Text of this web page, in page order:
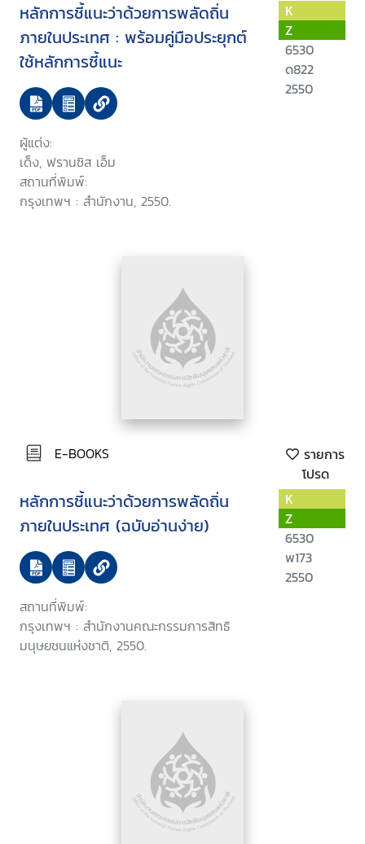
หลักการชี้แนะว่าด้วยการพลัดถิ่น
ภายในประเทศ : พร้อมคู่มือประยุกต์
ใช้หลักการชี้แนะ
ผู้แต่ง:
เด็ง, ฟรานซิส เอ็ม
สถานที่พิมพ์:
กรุงเทพฯ : สำนักงาน, 2550.
K
Z
6530
ด822
2550
E-BOOKS
รายการ
โปรด
หลักการชี้แนะว่าด้วยการพลัดถิ่น
ภายในประเทศ (ฉบับอ่านง่าย)
สถานที่พิมพ์:
กรุงเทพฯ : สำนักงานคณะกรรมการสิทธิ
มนุษยชนแห่งชาติ, 2550.
K
Z
6530
พ173
2550